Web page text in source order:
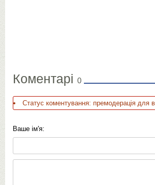
Коментарі 0
Статус коментування: премодерація для
Ваше ім'я: